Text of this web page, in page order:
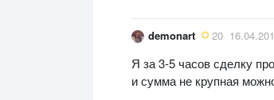
demonart 20
Я за 3-5 часов сделку
и сумма не крупная